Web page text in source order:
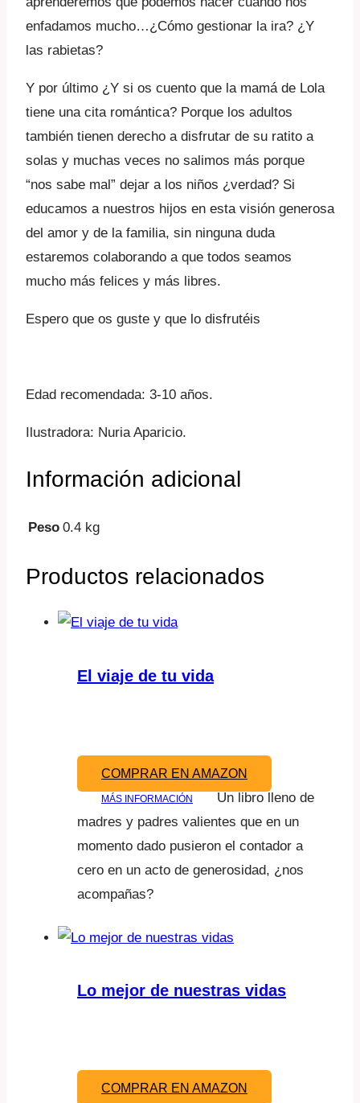
enfadamos mucho…¿Cómo gestionar la ira? ¿Y
las rabietas?
Y por último ¿Y si os cuento que la mamá de Lola
tiene una cita romántica? Porque los adultos
también tienen derecho a disfrutar de su ratito a
solas y muchas veces no salimos más porque
“nos sabe mal” dejar a los niños ¿verdad? Si
educamos a nuestros hijos en esta visión generosa
del amor y de la familia, sin ninguna duda
estaremos colaborando a que todos seamos
mucho más felices y más libres.
Espero que os guste y que lo disfrutéis
Edad recomendada: 3-10 años.
Ilustradora: Nuria Aparicio.
Información adicional
Peso 0.4 kg
Productos relacionados
El viaje de tu vida
COMPRAR EN AMAZON
MÁS INFORMACIÓN
Un libro lleno de
madres y padres valientes que en un
momento dado pusieron el contador a
cero en un acto de generosidad, ¿nos
acompañas?
Lo mejor de nuestras vidas
COMPRAR EN AMAZON